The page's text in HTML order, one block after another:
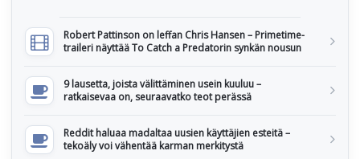
Robert Pattinson on leffan Chris Hansen – Primetime-
traileri näyttää To Catch a Predatorin synkän nousun
9 lausetta, joista välittäminen usein kuuluu –
ratkaisevaa on, seuraavatko teot perässä
Reddit haluaa madaltaa uusien käyttäjien esteitä –
tekoäly voi vähentää karman merkitystä